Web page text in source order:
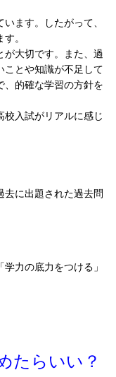
ます。したがって、
。
が大切です。また、過
ことや知識が不足して
、的確な学習の方針を
校入試がリアルに感じ
去に出題された過去問
力の底力をつける」
たらいい？